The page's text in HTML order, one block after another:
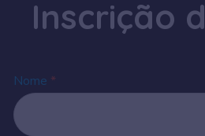
Inscrição
Nome *